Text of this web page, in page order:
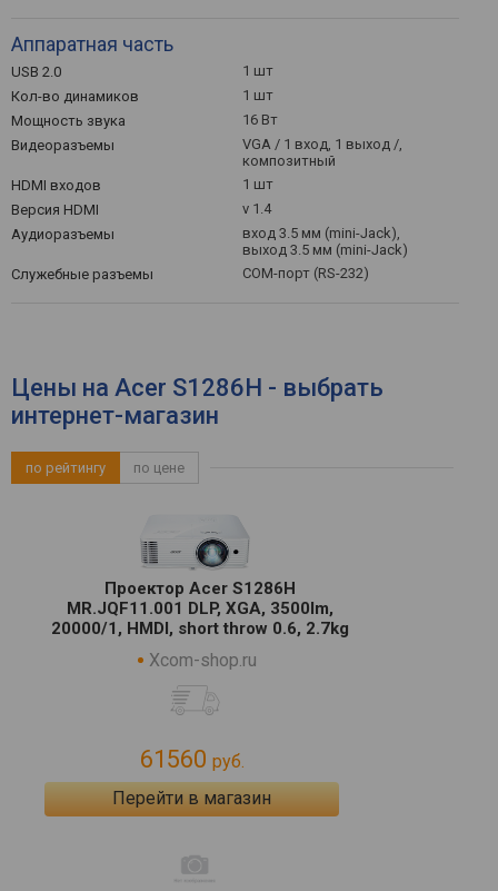
Аппаратная часть
USB 2.0
1 шт
Кол-во динамиков
1 шт
Мощность звука
16 Вт
Видеоразъемы
VGA / 1 вход, 1 выход /,
композитный
HDMI входов
1 шт
Версия HDMI
v 1.4
Аудиоразъемы
вход 3.5 мм (mini-Jack),
выход 3.5 мм (mini-Jack)
Служебные разъемы
COM-порт (RS-232)
Цены на Acer S1286H - выбрать
интернет-магазин
по рейтингу по цене
Проектор Acer S1286H
MR.JQF11.001 DLP, XGA, 3500lm,
20000/1, HMDI, short throw 0.6, 2.7kg
Xcom-shop.ru
61560 руб.
Перейти в магазин